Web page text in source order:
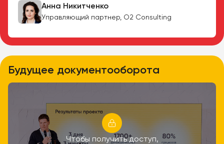
Анна Никитченко
Управляющий партнер, О2 Consulting
Будущее документооборота
Чтобы получить доступ,